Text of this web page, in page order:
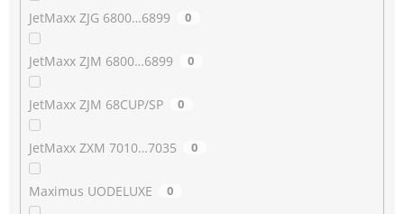
JetMaxx ZJG 6800…6899 0
JetMaxx ZJM 6800…6899 0
JetMaxx ZJM 68CUP/SP 0
JetMaxx ZXM 7010…7035 0
Maximus UODELUXE 0